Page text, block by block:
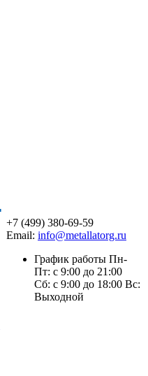
+7 (499) 380-69-59
Email: info@metallatorg.ru
График работы Пн-
Пт: с 9:00 до 21:00
Сб: с 9:00 до 18:00 Вс:
Выходной